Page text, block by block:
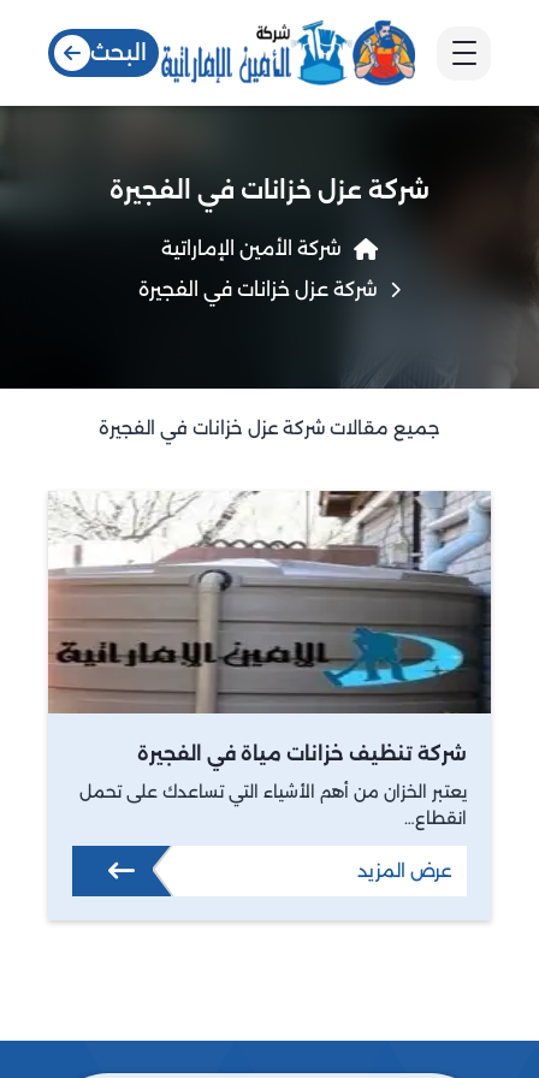
البحث
شركة عزل خزانات في الفجيرة
شركة الأمين الإماراتية
شركة عزل خزانات في الفجيرة
جميع مقالات شركة عزل خزانات في الفجيرة
شركة تنظيف خزانات مياة في الفجيرة
يعتبر الخزان من أهم الأشياء التي تساعدك على تحمل
انقطاع…
عرض المزيد